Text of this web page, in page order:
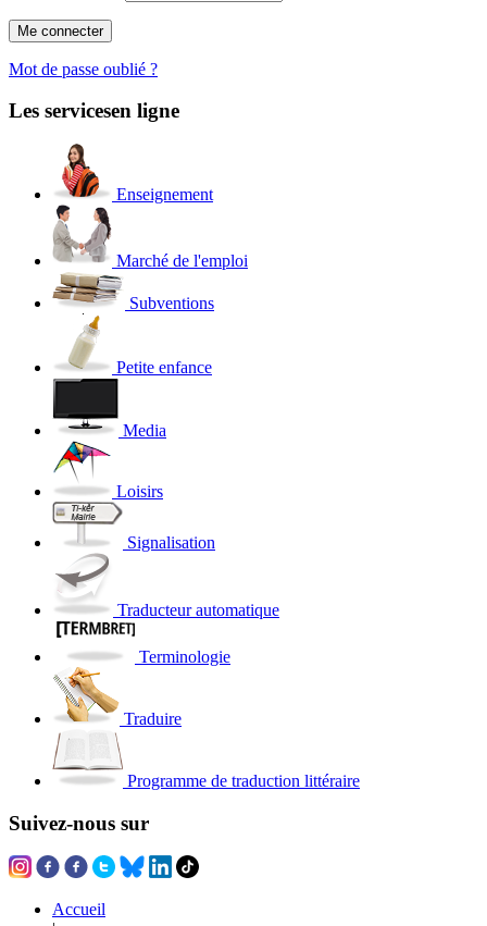
Mot de passe oublié ?
Les servicesen ligne
Enseignement
Marché de l'emploi
Subventions
Petite enfance
Media
Loisirs
Signalisation
Traducteur automatique
Terminologie
Traduire
Programme de traduction littéraire
Suivez-nous sur
Accueil